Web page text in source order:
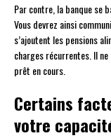
Par contre, la banque se
Vous devrez ainsi
s’ajoutent les pensions
charges récurrentes. Il
prêt en cours.
Certains
votre